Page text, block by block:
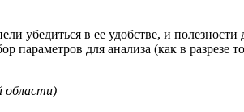
убедиться в ее удобстве, и
для анализа (как в разрезе
области)